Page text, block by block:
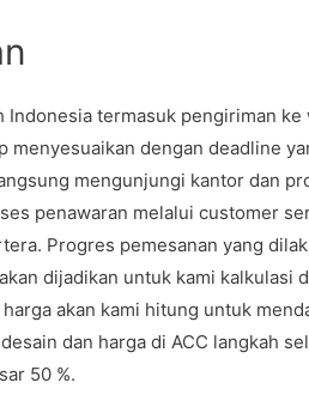
Indonesia termasuk pengiriman ke
menyesuaikan dengan deadline
mengunjungi kantor dan
penawaran melalui customer
Progres pemesanan yang
dijadikan untuk kami kalkulasi
akan kami hitung untuk
dan harga di ACC langkah
50 %.